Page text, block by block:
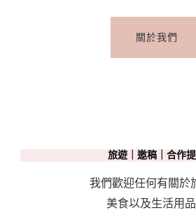
關於我們
旅遊｜邀稿｜合作
我們歡迎任何有關於
美食以及生活用